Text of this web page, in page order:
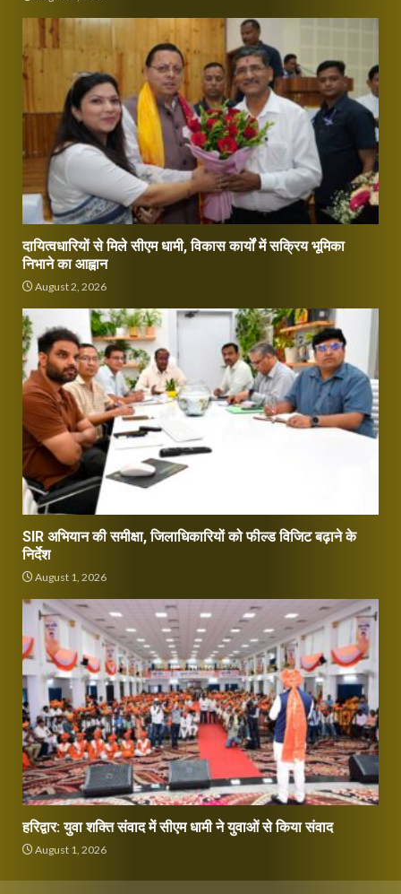
दायित्वधारियों से मिले सीएम धामी, विकास कार्यों में सक्रिय भूमिका
निभाने का आह्वान
August 2, 2026
SIR अभियान की समीक्षा, जिलाधिकारियों को फील्ड विजिट बढ़ाने के
निर्देश
August 1, 2026
हरिद्वार: युवा शक्ति संवाद में सीएम धामी ने युवाओं से किया संवाद
August 1, 2026